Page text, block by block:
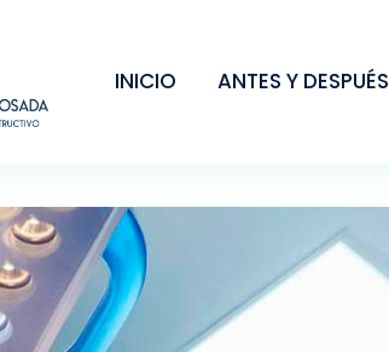
INICIO ANTES Y DESPUÉS